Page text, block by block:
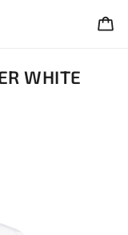
WHITE